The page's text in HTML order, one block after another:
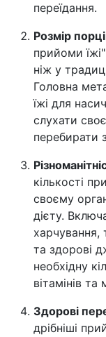
переїдання.
Розмір
прийоми
ніж у
Головна
їжі для
слухати
перебирати
кількості
своєму
дієту.
харчування,
та здорові
необхідну
вітамінів та
Здорові
дрібніші